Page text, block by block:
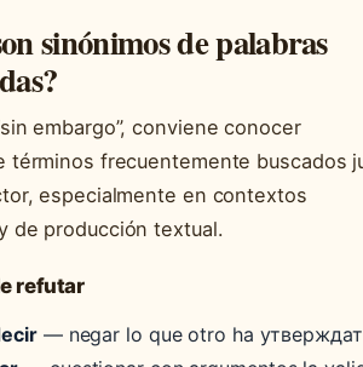
sinónimos de palabras
embargo”, conviene conocer
términos frecuentemente buscados
especialmente en contextos
de producción textual.
refutar
— negar lo que otro ha